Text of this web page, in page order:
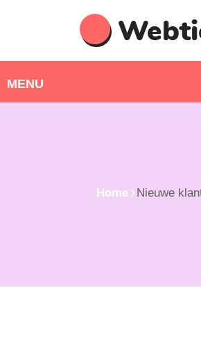
Home Nieuwe